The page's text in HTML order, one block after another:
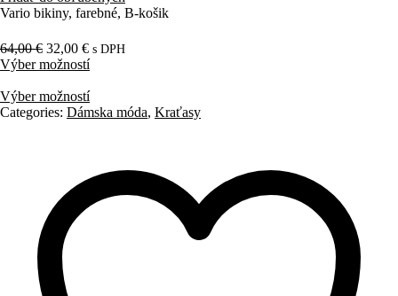
Vario bikiny, farebné, B-košik
64,00€ 32,00 € s DPH
Výber možností
Výber možností
Categories: Dámska móda, Kraťasy